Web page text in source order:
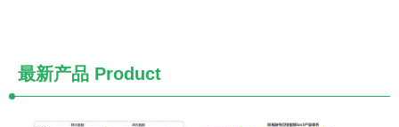
最新产品 Product